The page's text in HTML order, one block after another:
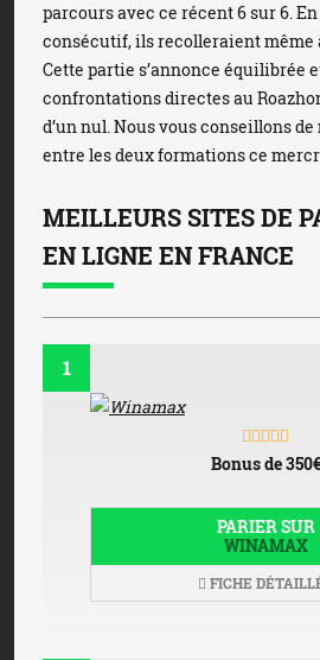
parcours avec ce récent 6 sur 6.
consécutif, ils recolleraient même
Cette partie s’annonce équilibrée
confrontations directes au
d’un nul. Nous vous conseillons
entre les deux formations ce
MEILLEURS SITES DE
EN LIGNE EN FRANCE
1
Bonus de 350€
PARIER SUR
WINAMAX
FICHE